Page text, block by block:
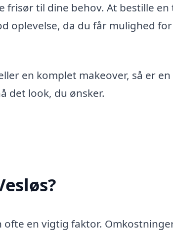
frisør til dine behov. At bestille en
oplevelse, da du får mulighed
en komplet makeover, så er en
det look, du ønsker.
en vigtig faktor.